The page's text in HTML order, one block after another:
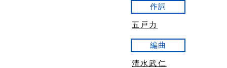
作詞
五戸力
編曲
清水武仁